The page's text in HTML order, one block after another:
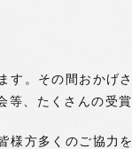
す。その間おかげ
、たくさんの受
様方多くのご協力